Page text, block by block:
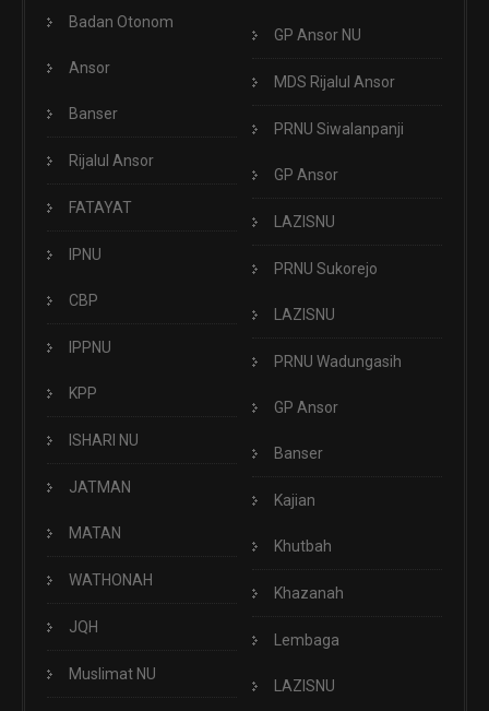
Badan Otonom
Ansor
Banser
Rijalul Ansor
FATAYAT
IPNU
CBP
IPPNU
KPP
ISHARI NU
JATMAN
MATAN
WATHONAH
JQH
Muslimat NU
GP Ansor NU
MDS Rijalul Ansor
PRNU Siwalanpanji
GP Ansor
LAZISNU
PRNU Sukorejo
LAZISNU
PRNU Wadungasih
GP Ansor
Banser
Kajian
Khutbah
Khazanah
Lembaga
LAZISNU